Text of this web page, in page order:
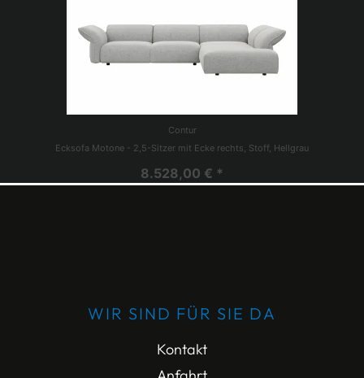
Contur
Ecksofa Motone - 2,5-Sitzer mit Ecke rechts, Stoff, Hellgrau
8.528,00 € *
WIR SIND FÜR SIE DA
Kontakt